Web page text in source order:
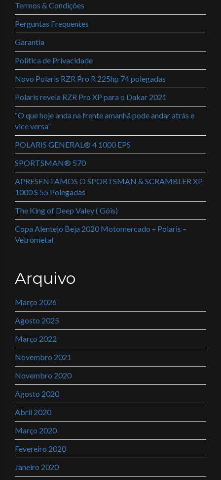
Termos & Condições
Perguntas Frequentes
Garantia
Politica de Privacidade
Novo Polaris RZR Pro R 225hp 74 polegadas
Polaris revela RZR Pro XP para o Dakar 2021
“O que hoje anda na frente amanhã pode andar atrás e
vice versa”
POLARIS GENERAL® 4 1000 EPS
SPORTSMAN® 570
APRESENTAMOS O SPORTSMAN & SCRAMBLER XP
1000 S 55 Polegadas
The King of Deep Valey ( Góis)
Copa Alentejo Beja 2020 Motomercado – Polaris –
Vetrometal
Arquivo
Março 2026
Agosto 2025
Março 2022
Novembro 2021
Novembro 2020
Agosto 2020
Abril 2020
Março 2020
Fevereiro 2020
Janeiro 2020